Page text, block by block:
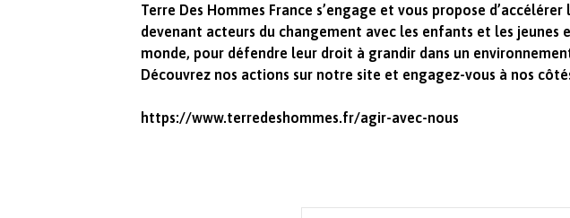
Terre Des Hommes France s’engage et vous propose
devenant acteurs du changement avec les enfants et les jeunes
monde, pour défendre leur droit à grandir dans un
Découvrez nos actions sur notre site et engagez-vous à nos
https://www.terredeshommes.fr/agir-avec-nous